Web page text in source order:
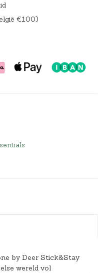
€100)
by Deer Stick&Stay
wereld vol